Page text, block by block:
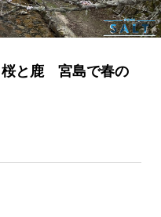
桜と鹿 宮島で春の